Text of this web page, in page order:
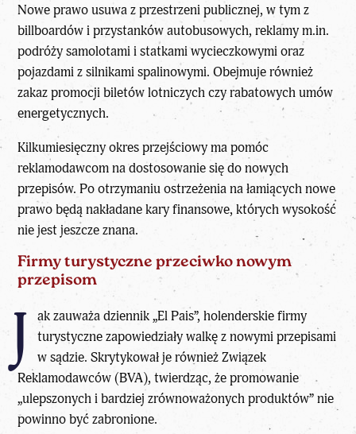
Nowe prawo usuwa z przestrzeni publicznej, w tym z
billboardów i przystanków autobusowych, reklamy m.in.
podróży samolotami i statkami wycieczkowymi oraz
pojazdami z silnikami spalinowymi. Obejmuje również
zakaz promocji biletów lotniczych czy rabatowych umów
energetycznych.
Kilkumiesięczny okres przejściowy ma pomóc
reklamodawcom na dostosowanie się do nowych
przepisów. Po otrzymaniu ostrzeżenia na łamiących nowe
prawo będą nakładane kary finansowe, których wysokość
nie jest jeszcze znana.
Firmy turystyczne przeciwko nowym
przepisom
J
ak zauważa dziennik „El Pais”, holenderskie firmy
turystyczne zapowiedziały walkę z nowymi przepisami
w sądzie. Skrytykował je również Związek
Reklamodawców (BVA), twierdząc, że promowanie
„ulepszonych i bardziej zrównoważonych produktów” nie
powinno być zabronione.